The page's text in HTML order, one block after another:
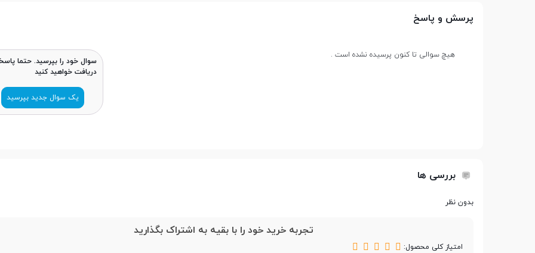
اتصالات و امکانات
نوع لنز اپتیکال
نحوه اتصال
پرسش و پاسخ
هیچ سوالی تا کنون پرسیده نشده است .
سوال خود را بپرسید. حتما
دریافت خواهید کنید
یک سوال جدید بپرسید
بررسی ها
بدون نظر
تجربه خرید خود را با بقیه به اشتراک بگذارید
امتیاز کلی محصول: